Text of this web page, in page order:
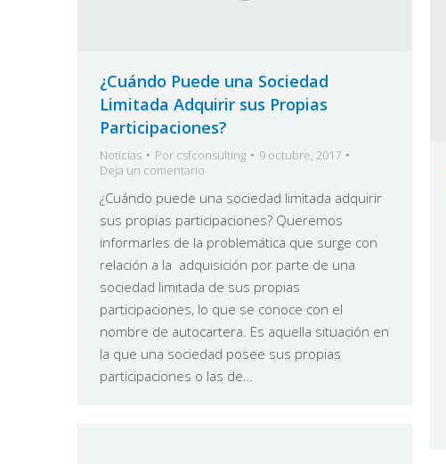
¿Cuándo Puede una Sociedad
Limitada Adquirir sus Propias
Participaciones?
Noticias Por csfconsulting
9 octubre, 2017
Deja un comentario
¿Cuándo puede una sociedad limitada adquirir
sus propias participaciones? Queremos
informarles de la problemática que surge con
relación a la adquisición por parte de una
sociedad limitada de sus propias
participaciones, lo que se conoce con el
nombre de autocartera. Es aquella situación en
la que una sociedad posee sus propias
participaciones o las de…